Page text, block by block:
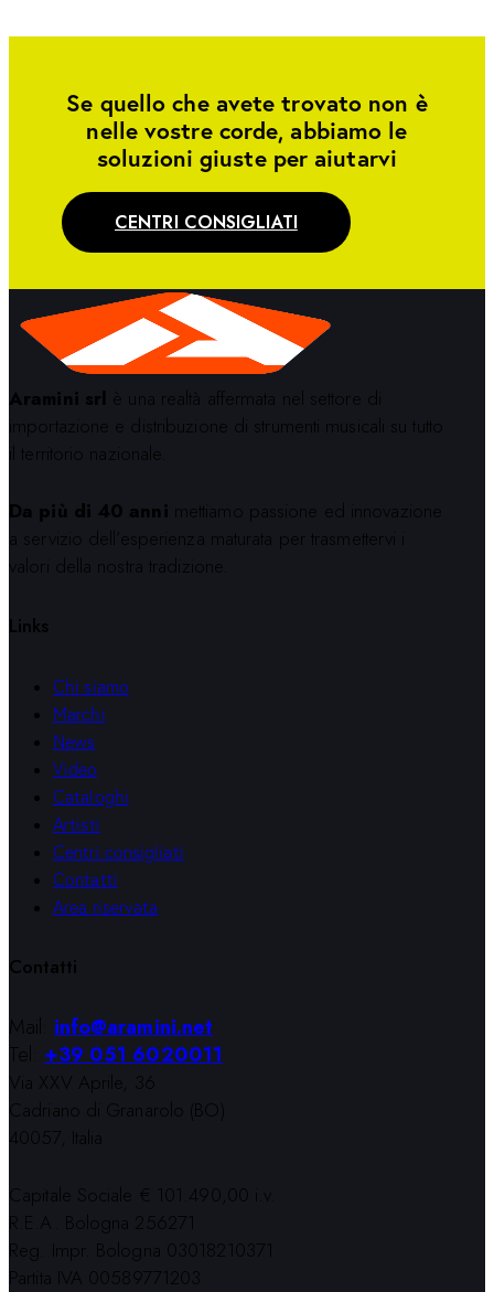
Se quello che avete trovato non è
nelle vostre corde, abbiamo le
soluzioni giuste per aiutarvi
CENTRI CONSIGLIATI
Aramini srl è una realtà affermata nel settore di
importazione e distribuzione di strumenti musicali su tutto
il territorio nazionale.
Da più di 40 anni mettiamo passione ed innovazione
a servizio dell’esperienza maturata per trasmettervi i
valori della nostra tradizione.
Links
Chi siamo
Marchi
News
Video
Cataloghi
Artisti
Centri consigliati
Contatti
Area riservata
Contatti
Mail: info@aramini.net
Tel: +39 051 6020011
Via XXV Aprile, 36
Cadriano di Granarolo (BO)
40057, Italia
Capitale Sociale € 101.490,00 i.v.
R.E.A. Bologna 256271
Reg. Impr. Bologna 03018210371
Partita IVA 00589771203